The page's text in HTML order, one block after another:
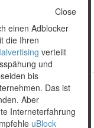
Spam.
Close
einen Adblocker
die Ihren
verteilt
und
bis
Das ist
Aber
Interneterfahrung
uBlock